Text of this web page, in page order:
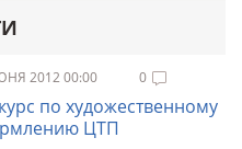
2012 00:00 0
по художественному
ЦТП